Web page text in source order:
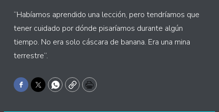
“Habíamos aprendido una lección, pero tendríamos que
tener cuidado por dónde pisaríamos durante algún
tiempo. No era solo cáscara de banana. Era una mina
terrestre”.
Facebook
TwitterWhatsApp
CopyPrint